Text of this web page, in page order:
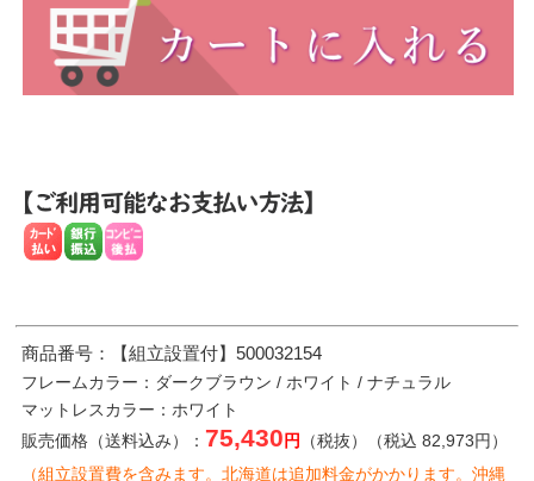
商品番号：【組立設置付】500032154
フレームカラー：ダークブラウン / ホワイト / ナチュラル
マットレスカラー：ホワイト
販売価格（送料込み）： 75,430 円
（税抜）（税込 82,973円）
（組立設置費を含みます。北海道は追加料金がかかります。沖縄